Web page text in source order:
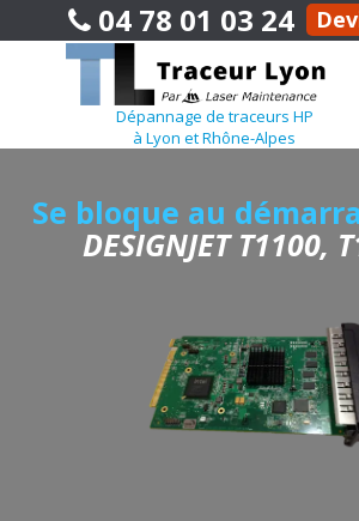
04 78 01 03 24
Dépannage de traceurs HP
à Lyon et Rhône-Alpes
Se bloque au
DESIGNJET T1100,